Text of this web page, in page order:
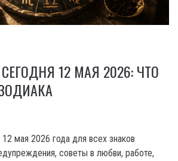
12 МАЯ 2026: ЧТО
мая 2026 года для всех знаков
советы в любви, работе,